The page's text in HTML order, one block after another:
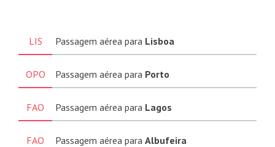
LIS Passagem aérea para Lisboa
OPO Passagem aérea para Porto
FAO Passagem aérea para Lagos
FAO Passagem aérea para Albufeira